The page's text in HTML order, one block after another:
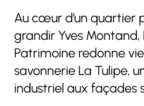
TALENTS
FINANCE
NEWSROOM
PORTFOLIO
Au cœur d’un quartier
grandir Yves Montand,
Patrimoine redonne
savonnerie La Tulipe,
industriel aux façades